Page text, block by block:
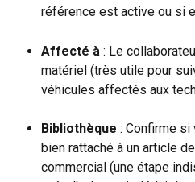
référence est active ou si
Affecté à : Le
matériel (très utile pour
véhicules affectés aux
Bibliothèque : Confirme
bien rattaché à un article
commercial (une étape